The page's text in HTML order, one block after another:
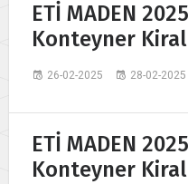
ETİ MADEN
Konteyner
26-02-2025 28-02-2025
ETİ MADEN
Konteyner